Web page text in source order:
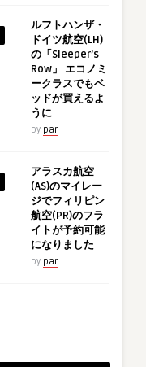
ルフトハンザ・
ドイツ航空(LH)
の「Sleeper’s
Row」 エコノミ
ークラスでもベ
ッドが買えるよ
うに
by par
アラスカ航空
(AS)のマイレー
ジでフィリピン
航空(PR)のフラ
イトが予約可能
になりました
by par